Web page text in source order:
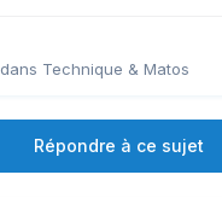
dans Technique & Matos
Répondre à ce sujet